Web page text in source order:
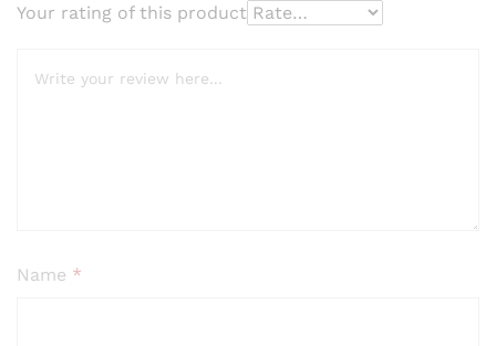
Your rating of this product
Name *